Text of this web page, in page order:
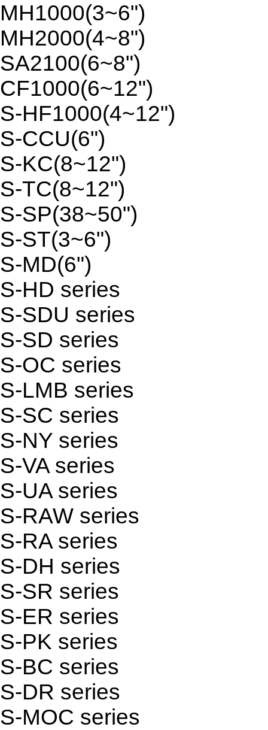
MH1000(3~6")
MH2000(4~8")
SA2100(6~8")
CF1000(6~12")
S-HF1000(4~12")
S-CCU(6")
S-KC(8~12")
S-TC(8~12")
S-SP(38~50")
S-ST(3~6")
S-MD(6")
S-HD series
S-SDU series
S-SD series
S-OC series
S-LMB series
S-SC series
S-NY series
S-VA series
S-UA series
S-RAW series
S-RA series
S-DH series
S-SR series
S-ER series
S-PK series
S-BC series
S-DR series
S-MOC series